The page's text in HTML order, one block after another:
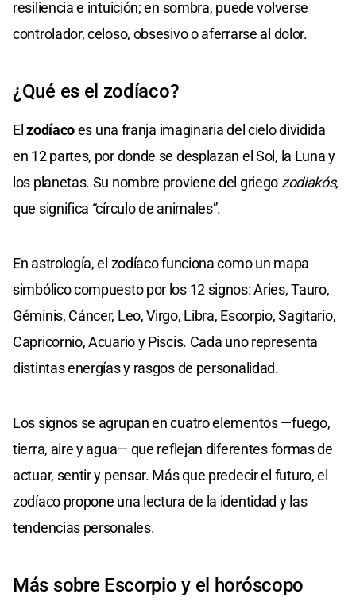
resiliencia e intuición; en sombra, puede volverse
controlador, celoso, obsesivo o aferrarse al dolor.
¿Qué es el zodíaco?
Elzodíacoes una franja imaginaria del cielo dividida
en 12 partes, por donde se desplazan el Sol, la Luna y
los planetas. Su nombre proviene del griego zodiakós,
que significa “círculo de animales”.
En astrología, el zodíaco funciona como un mapa
simbólico compuesto por los 12 signos: Aries, Tauro,
Géminis, Cáncer, Leo, Virgo, Libra, Escorpio, Sagitario,
Capricornio, Acuario y Piscis. Cada uno representa
distintas energías y rasgos de personalidad.
Los signos se agrupan en cuatro elementos —fuego,
tierra, aire y agua— que reflejan diferentes formas de
actuar, sentir y pensar. Más que predecir el futuro, el
zodíaco propone una lectura de la identidad y las
tendencias personales.
Más sobre Escorpio y el horóscopo